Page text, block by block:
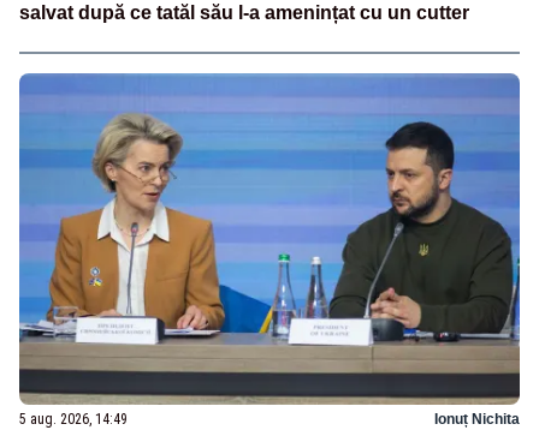
salvat după ce tatăl său l-a amenințat cu un cutter
5 aug. 2026, 14:49 Ionuț Nichita